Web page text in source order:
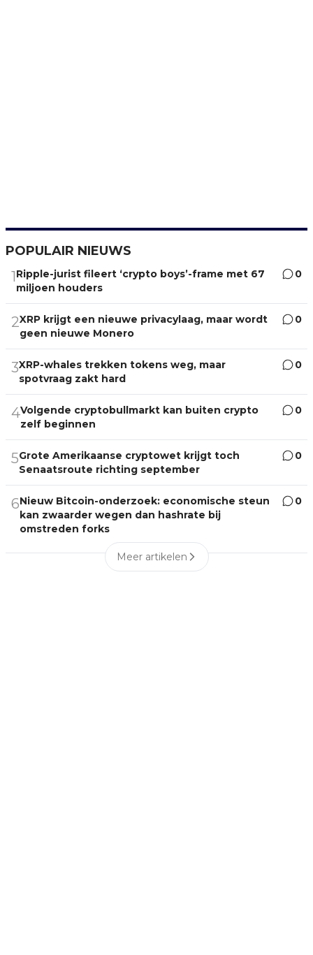
POPULAIR NIEUWS
1Ripple-jurist fileert ‘crypto boys’-frame met 67
miljoen houders
0
2XRP krijgt een nieuwe privacylaag, maar wordt
geen nieuwe Monero
0
3XRP-whales trekken tokens weg, maar
spotvraag zakt hard
0
4Volgende cryptobullmarkt kan buiten crypto
zelf beginnen
0
5Grote Amerikaanse cryptowet krijgt toch
Senaatsroute richting september
0
6Nieuw Bitcoin-onderzoek: economische steun
kan zwaarder wegen dan hashrate bij
omstreden forks
0
Meer artikelen